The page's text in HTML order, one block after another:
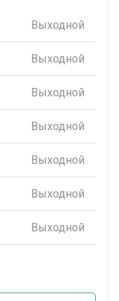
Выходной
Выходной
Выходной
Выходной
Выходной
Выходной
Выходной